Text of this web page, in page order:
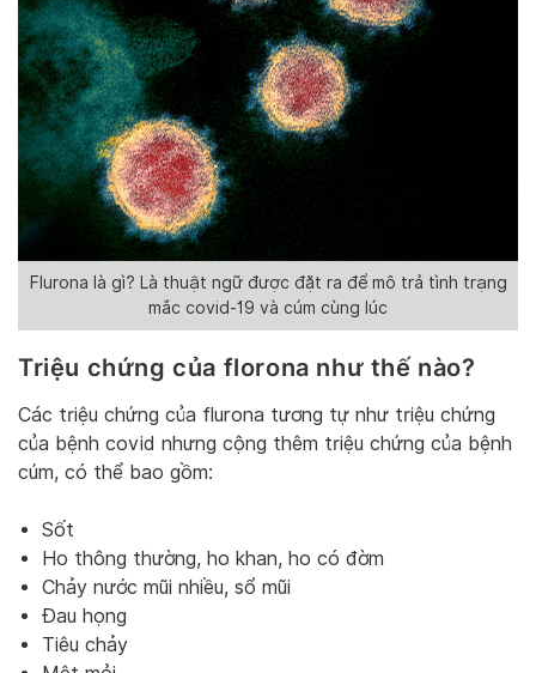
Flurona là gì? Là thuật ngữ được đặt ra để mô trả tình trạng
mắc covid-19 và cúm cùng lúc
Triệu chứng của florona như thế nào?
Các triệu chứng của flurona tương tự như triệu chứng
của bệnh covid nhưng cộng thêm triệu chứng của bệnh
cúm, có thể bao gồm:
Sốt
Ho thông thường, ho khan, ho có đờm
Chảy nước mũi nhiều, sổ mũi
Đau họng
Tiêu chảy